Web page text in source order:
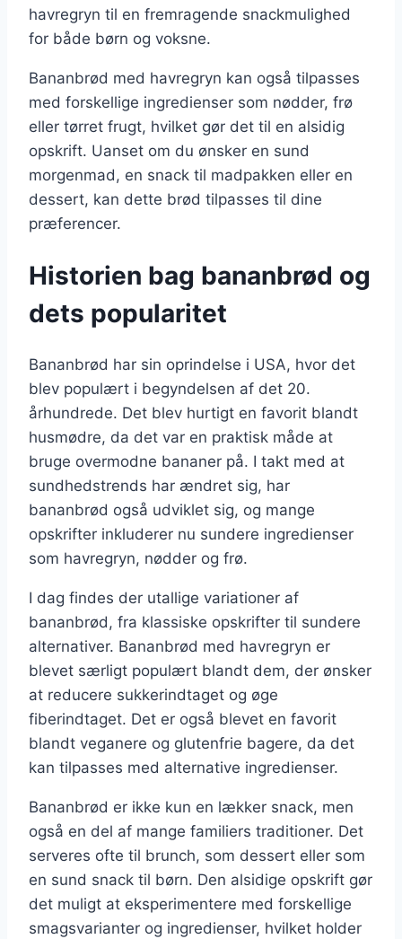
havregryn til en fremragende snackmulighed
for både børn og voksne.
Bananbrød med havregryn kan også tilpasses
med forskellige ingredienser som nødder, frø
eller tørret frugt, hvilket gør det til en alsidig
opskrift. Uanset om du ønsker en sund
morgenmad, en snack til madpakken eller en
dessert, kan dette brød tilpasses til dine
præferencer.
Historien bag bananbrød og
dets popularitet
Bananbrød har sin oprindelse i USA, hvor det
blev populært i begyndelsen af det 20.
århundrede. Det blev hurtigt en favorit blandt
husmødre, da det var en praktisk måde at
bruge overmodne bananer på. I takt med at
sundhedstrends har ændret sig, har
bananbrød også udviklet sig, og mange
opskrifter inkluderer nu sundere ingredienser
som havregryn, nødder og frø.
I dag findes der utallige variationer af
bananbrød, fra klassiske opskrifter til sundere
alternativer. Bananbrød med havregryn er
blevet særligt populært blandt dem, der ønsker
at reducere sukkerindtaget og øge
fiberindtaget. Det er også blevet en favorit
blandt veganere og glutenfrie bagere, da det
kan tilpasses med alternative ingredienser.
Bananbrød er ikke kun en lækker snack, men
også en del af mange familiers traditioner. Det
serveres ofte til brunch, som dessert eller som
en sund snack til børn. Den alsidige opskrift gør
det muligt at eksperimentere med forskellige
smagsvarianter og ingredienser, hvilket holder